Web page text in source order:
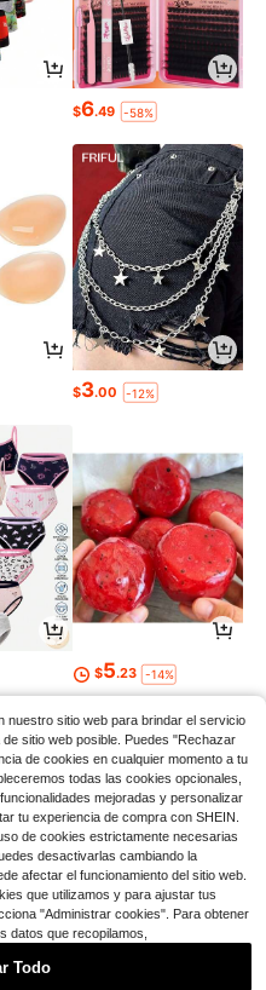
$6.49 -58%
$3.00 -12%
$5.23 -14%
nuestro sitio web para brindar el servicio
sitio web posible. Puedes "Rechazar
de cookies en cualquier momento a tu
todas las cookies opcionales,
mejoradas y personalizar
tu experiencia de compra con SHEIN.
de cookies estrictamente necesarias
desactivarlas cambiando la
afectar el funcionamiento del sitio web.
que utilizamos y para ajustar tus
"Administrar cookies". Para obtener
datos que recopilamos,
Todo